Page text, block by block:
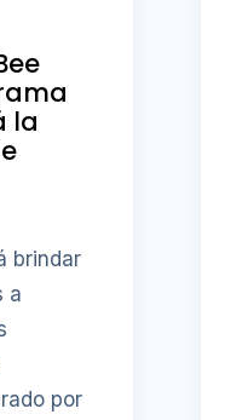
la
brindar
a
por